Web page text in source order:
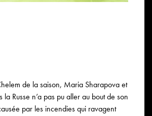
de la saison, Maria Sharapova et
Russe n’a pas pu aller au bout de son
par les incendies qui ravagent